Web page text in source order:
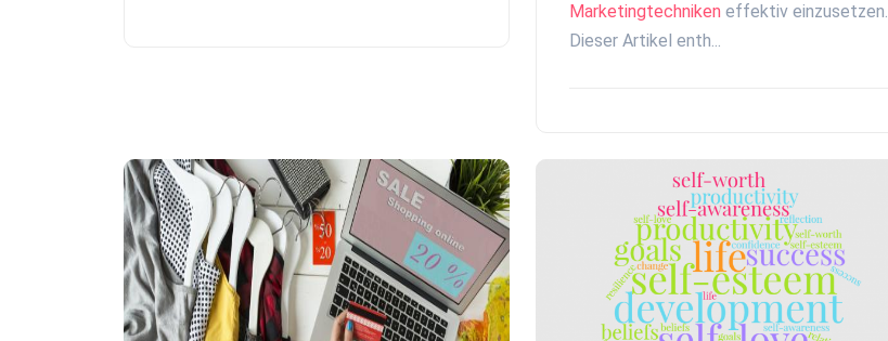
Marketingtechniken effektiv einzusetzen.
Dieser Artikel enth...